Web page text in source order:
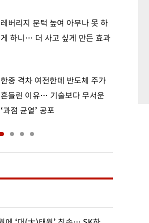
레버리지 문턱 높여 아무나 못 하
게 하니… 더 사고 싶게 만든 효과
한중 격차 여전한데 반도체 주가
흔들린 이유… 기술보다 무서운
‘과점 균열’ 공포